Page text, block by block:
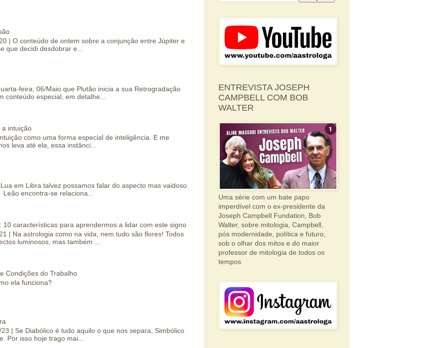
| O conteúdo de ontem sobre a conjunção entre Júpiter e
que decidi desdobrar e...
feira, 06/Maio que Plutão inicia a sua Retrogradação
conteúdo especial, em detalhe...
a intuição
como uma forma especial de inteligência. E me
leva até ela, essa instânci...
em Libra talvez possamos falar do aspecto mas vaidoso
encontra-se relaciona...
10 características para aprendermos a lidar com este signo
| Na astrologia como na vida, nem tudo são flores! Todos
luminosos, mas também ...
Condições do Trabalho
ela funciona?
| Se Diabólico é tudo aquilo o que nos separa, Simbólico
Por isso hoje trago mai...
ENTREVISTA JOSEPH
CAMPBELL COM BOB
WALTER
Uma série com um bate papo
imperdível com o ex-presidente da
Joseph Campbell Fundation, Bob
Walter, sobre mitologia, Campbell,
pós modernidade, política e futuro,
sob o olhar dos mitos e do maior
professor de mitologia de todos os
tempos